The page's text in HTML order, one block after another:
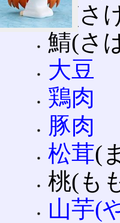
鮭(さ
鯖(さ
大豆
鶏肉
豚肉
松茸(
桃(も
山芋(